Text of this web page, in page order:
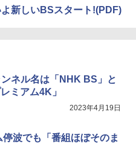
新しいBSスタート!(PDF)
ネル名は「NHK BS」と
ミアム4K」
2023年4月19日
波でも「番組ほぼそのま